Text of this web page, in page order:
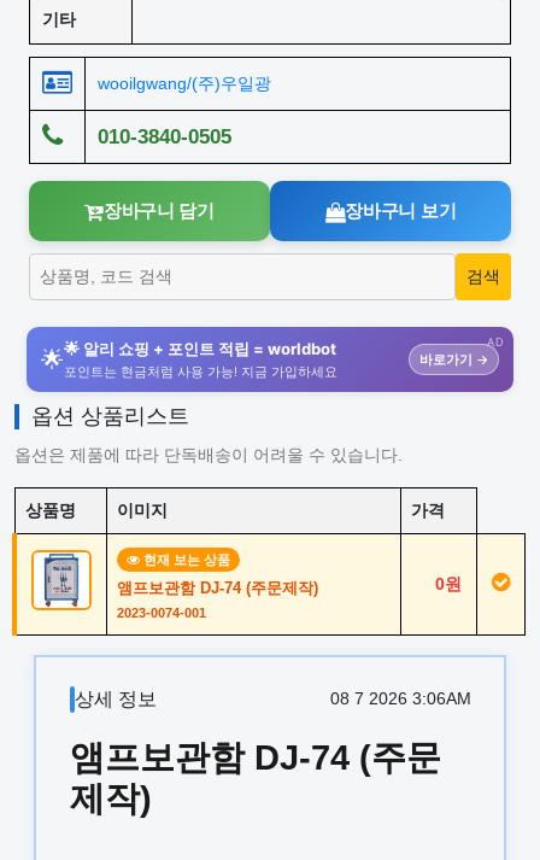
기타
wooilgwang/(주)우일광
010-3840-0505
장바구니 담기 장바구니 보기
AD
🌟🌟 알리 쇼핑 + 포인트 적립 = worldbot
포인트는 현금처럼 사용 가능! 지금 가입하세요
바로가기 →
옵션 상품리스트
옵션은 제품에 따라 단독배송이 어려울 수 있습니다.
상품명 이미지 가격
현재 보는 상품
앰프보관함 DJ-74 (주문제작)
2023-0074-001
0원
상세 정보 08 7 2026 3:06AM
앰프보관함 DJ-74 (주문
제작)